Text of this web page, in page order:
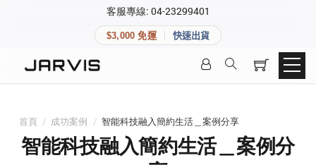
客服專線: 04-23299401
$3,000 免運 快速出貨
首頁 / 成功案例 / 智能科技融入簡約生活＿案例分享
智能科技融入簡約生活＿案例分
快速連結
Matter 智慧家庭
精品家電
登入後可查看訂單、會員資料與收藏清單。
密碼